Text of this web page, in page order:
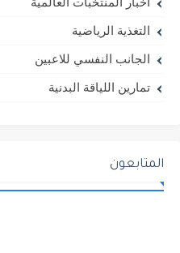
التغذية الرياضية
الجانب النفسي للاعبين
تمارين اللياقة البدنية
المتابعون